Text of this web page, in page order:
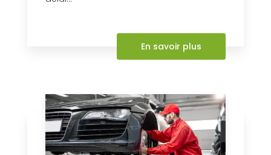
En savoir plus